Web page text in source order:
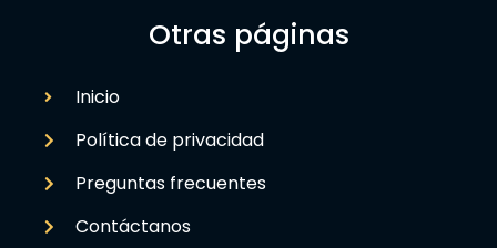
Otras páginas
Inicio
Política de privacidad
Preguntas frecuentes
Contáctanos